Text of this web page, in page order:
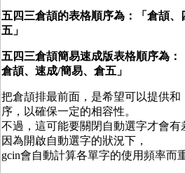
五四三倉頡的表格順序為：「倉頡、
五 」
五四三倉頡簡易速成版表格順序為
倉頡、速成/簡易、倉五 」
把倉頡排最前面，是希望可以提供
序，以確保一定的相容性。
不過，這可能要關閉自動選字才會有
因為開啟自動選字的狀況下，
gcin會自動計算各單字的使用頻率而